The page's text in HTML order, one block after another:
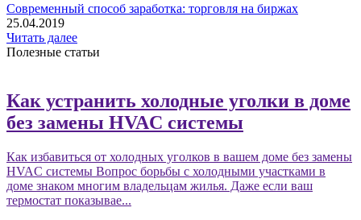
Современный способ заработка: торговля на биржах
25.04.2019
Читать далее
Полезные статьи
Как устранить холодные уголки в доме
без замены HVAC системы
Как избавиться от холодных уголков в вашем доме без замены
HVAC системы Вопрос борьбы с холодными участками в
доме знаком многим владельцам жилья. Даже если ваш
термостат показывае...